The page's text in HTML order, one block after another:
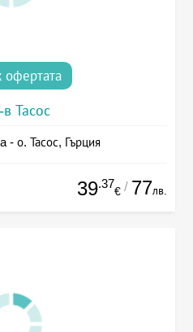
офертата
в Тасос
- о. Тасос, Гърция
39.37
€ / 77лв.